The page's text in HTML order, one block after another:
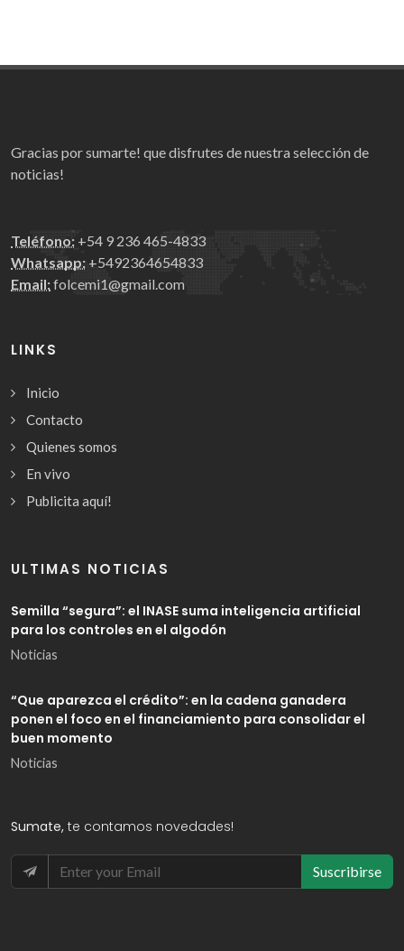
Gracias por sumarte! que disfrutes de nuestra selección de
noticias!
Teléfono: +54 9 236 465-4833
Whatsapp: +5492364654833
Email:folcemi1@gmail.com
LINKS
Inicio
Contacto
Quienes somos
En vivo
Publicita aquí!
ULTIMAS NOTICIAS
Semilla “segura”: el INASE suma inteligencia artificial
para los controles en el algodón
Noticias
“Que aparezca el crédito”: en la cadena ganadera
ponen el foco en el financiamiento para consolidar el
buen momento
Noticias
Sumate, te contamos novedades!
Suscribirse